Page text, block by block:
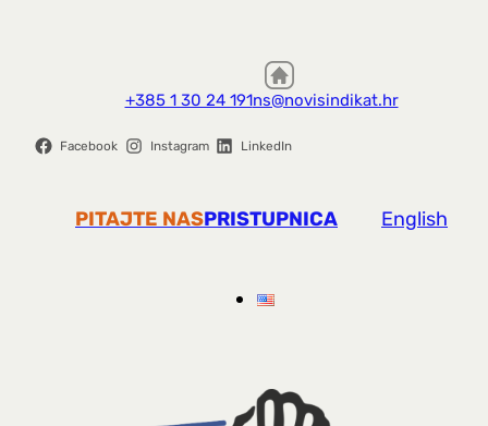
+385 1 30 24 191ns@novisindikat.hr
Facebook Instagram LinkedIn
PITAJTE NASPRISTUPNICA English